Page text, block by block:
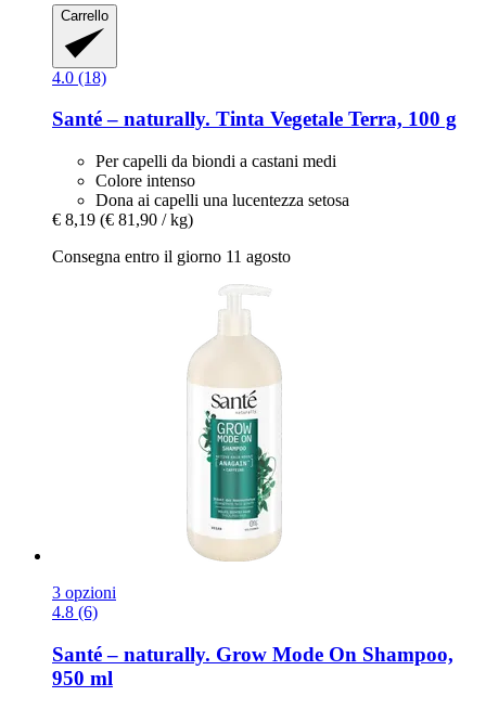
Carrello
4.0 (18)
Santé – naturally. Tinta Vegetale Terra, 100 g
Per capelli da biondi a castani medi
Colore intenso
Dona ai capelli una lucentezza setosa
€ 8,19 (€ 81,90 / kg)
Consegna entro il giorno 11 agosto
3 opzioni
4.8 (6)
Santé – naturally. Grow Mode On Shampoo,
950 ml